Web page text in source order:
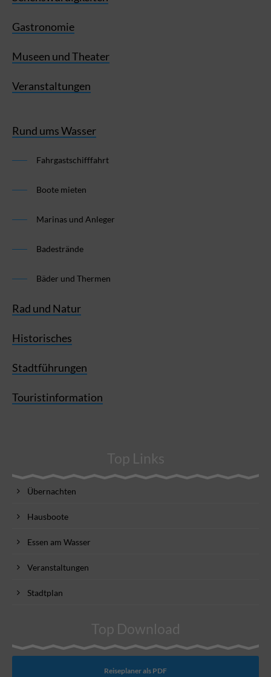
Gastronomie
Museen und Theater
Veranstaltungen
Rund ums Wasser
Fahrgastschifffahrt
Boote mieten
Marinas und Anleger
Badestrände
Bäder und Thermen
Rad und Natur
Historisches
Stadtführungen
Touristinformation
Top Links
Übernachten
Hausboote
Essen am Wasser
Veranstaltungen
Stadtplan
Top Download
Reiseplaner als PDF